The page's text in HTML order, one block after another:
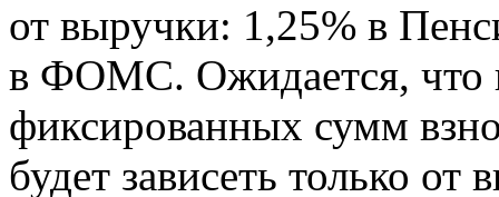
от выручки: 1,25% в
в ФОМС. Ожидается, что
фиксированных сумм
будет зависеть только от